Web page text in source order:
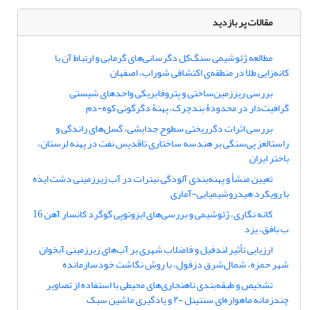
مقالات پر بازدید
مطالعه ژئوشیمی سنگ‌کل دگرسانی‌های گرمابی و ارتباط آن با
کانه‌زایی طلا در منطقه‌ی اکتشافی شوراب، اصفهان
بررسی ریززمین‌ساختی و پتروفابریکی واحدهای ‌شیستی
گرافیت‌دار در محدودۀ بندچرک، پهنۀ دگرگونی کوه-دم
بررسی اثرات دگرریختی سطوح جدایشی، گسل‌های راندگی و
راستالغز پی‌سنگی بر هندسه ساختاری تاقدیس نفت در پهنه لرستان،
باختر ایران
تعیین منشأ و پهنه‌بندی آلودگی نیترات در آب زیرزمینی دشت ایذه
با رویکرد هیدروشیمیایی-آماری
کانه نگاری، ژئوشیمی و بررسی‌های ایزوتوپی گوگرد کانسار آهن 16
ب بافق، یزد
ارزیابی تأثیر لندفیل و فاضلاب شهری بر آب‌های زیرزمینی آبخوان
شهر حمزه، شمال‌شرق دزفول، با روش نگاشت خود‌سازمان‎ده
تشخیص و طبقه‌بندی ناهنجاری‌های محیطی با استفاده از تصاویر
چندزمانه ماهواره‌ای سنتینل -۲ و یادگیری ماشین سبک